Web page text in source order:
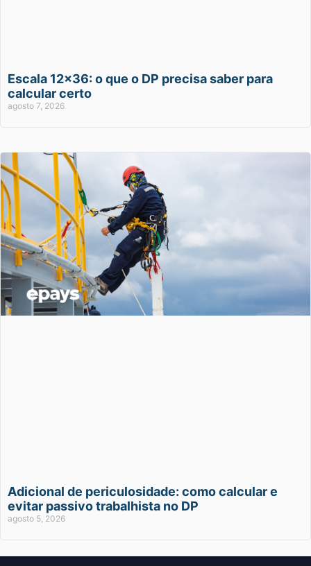
Escala 12×36: o que o DP precisa saber para
calcular certo
agosto 7, 2026
Adicional de periculosidade: como calcular e
evitar passivo trabalhista no DP
agosto 5, 2026